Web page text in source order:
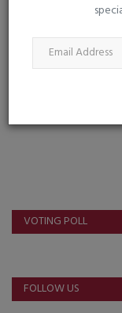
Post Comment
VOTING POLL
FOLLOW US